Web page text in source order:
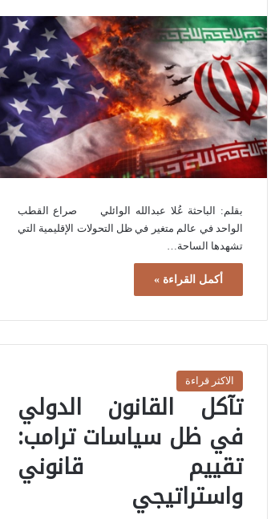
بقلم: الباحثة عُلا عبدالله الوائلي صراع القطب
الواحد في عالم متغير في ظل التحولات الإقليمية التي
تشهدها الساحة…
أكمل القراءة »
الاكثر قراءة
تآكل القانون الدولي
في ظل سياسات ترامب:
تقييم قانوني
واستراتيجي